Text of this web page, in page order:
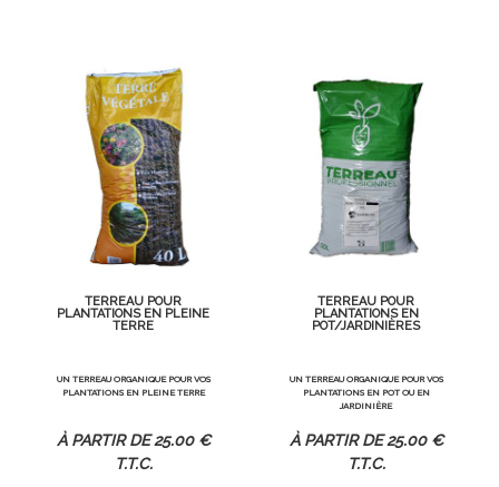
TERREAU POUR
PLANTATIONS EN PLEINE
TERRE
UN TERREAU ORGANIQUE POUR VOS
PLANTATIONS EN PLEINE TERRE
25.00 €
T.T.C.
TERREAU POUR
PLANTATIONS EN
POT/JARDINIÈRES
UN TERREAU ORGANIQUE POUR VOS
PLANTATIONS EN POT OU EN
JARDINIÈRE
25.00 €
T.T.C.